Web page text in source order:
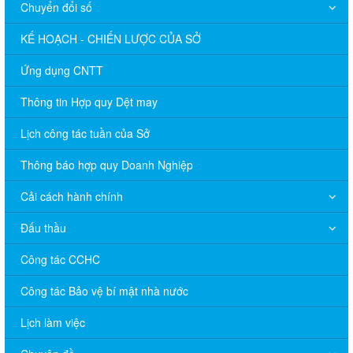
Chuyển đổi số
KẾ HOẠCH - CHIẾN LƯỢC CỦA SỞ
Ứng dụng CNTT
Thông tin Hợp quy Dệt may
Lịch công tác tuần của Sở
Thông báo hợp quy Doanh Nghiệp
Cải cách hành chính
Đấu thầu
Công tác CCHC
Công tác Bảo vệ bí mật nhà nước
Lịch làm việc